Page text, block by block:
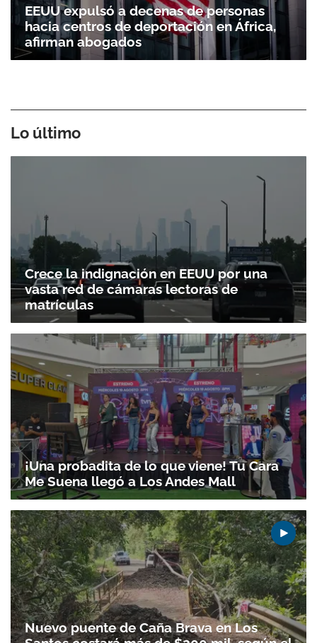
EEUU expulsó a decenas de personas
hacia centros de deportación en África,
afirman abogados
Lo último
Crece la indignación en EEUU por una
vasta red de cámaras lectoras de
matrículas
¡Una probadita de lo que viene! Tu Cara
Me Suena llegó a Los Andes Mall
Nuevo puente de Caña Brava en Los